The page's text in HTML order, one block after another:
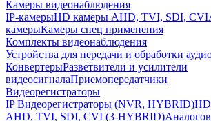
Камеры видеонаблюдения
IP-камерыHD камеры AHD, TVI, SDI, CVI
камерыКамеры спец применения
Комплекты видеонаблюдения
Устройства для передачи и обработки
КонвертерыРазветвители и усилители
видеосигналаПриемопередатчики
Видеорегистраторы
IP Видеорегистраторы (NVR, HYBRID)HD
AHD, TVI, SDI, CVI (3-HYBRID)